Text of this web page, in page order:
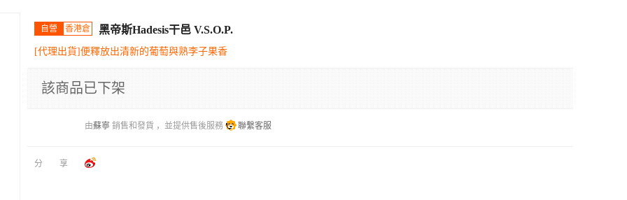
自營 香港倉 黑帝斯Hadesis干邑 V.S.O.P.
[代理出貨]便釋放出清新的葡萄與熟李子果香
該商品已下架
由蘇寧 銷售和發貨 ，並提供售後服務 聯繫客服
分享